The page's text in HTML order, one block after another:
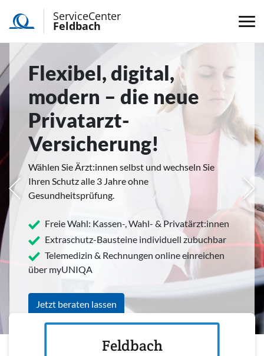
ServiceCenter
Feldbach
Flexibel, digital,
modern – die neue
Privatarzt-
Versicherung!
Wählen Sie Ärzt:innen selbst und wechseln Sie
Ihren Schutz alle 3 Jahre ohne
Gesundheitsprüfung.
Freie Wahl: Kassen-, Wahl- & Privatärzt:innen
Extraschutz-Bausteine individuell zubuchbar
Telemedizin & Rechnungen online einreichen
über myUNIQA
Jetzt beraten lassen
Feldbach